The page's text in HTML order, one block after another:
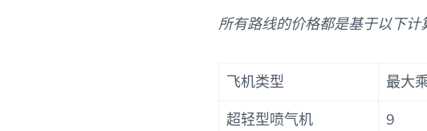
所有路线的价格都是基于以下
飞机类型 最大
超轻型喷气机
9